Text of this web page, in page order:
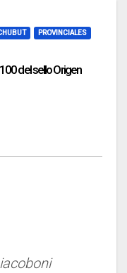
PROVINCIALES
del sello Origen